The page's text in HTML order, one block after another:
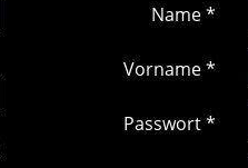
Name *
Vorname *
Passwort *